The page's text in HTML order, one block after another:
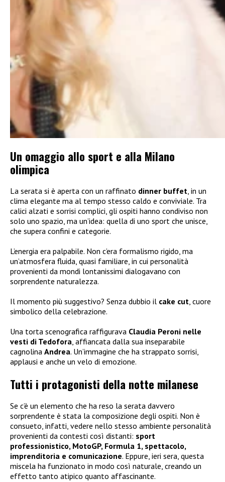
Un omaggio allo sport e alla Milano
olimpica
La serata si è aperta con un raffinato dinner buffet , in un
clima elegante ma al tempo stesso caldo e conviviale. Tra
calici alzati e sorrisi complici, gli ospiti hanno condiviso non
solo uno spazio, ma un’idea: quella di uno sport che unisce,
che supera confini e categorie.
L’energia era palpabile. Non c’era formalismo rigido, ma
un’atmosfera fluida, quasi familiare, in cui personalità
provenienti da mondi lontanissimi dialogavano con
sorprendente naturalezza.
Il momento più suggestivo? Senza dubbio il cake cut , cuore
simbolico della celebrazione.
Una torta scenografica raffigurava Claudia Peroni nelle
vesti di Tedofora , affiancata dalla sua inseparabile
cagnolina Andrea. Un’immagine che ha strappato sorrisi,
applausi e anche un velo di emozione.
Tutti i protagonisti della notte milanese
Se c’è un elemento che ha reso la serata davvero
sorprendente è stata la composizione degli ospiti. Non è
consueto, infatti, vedere nello stesso ambiente personalità
provenienti da contesti così distanti: sport
professionistico, MotoGP, Formula 1, spettacolo,
imprenditoria e comunicazione. Eppure, ieri sera, questa
miscela ha funzionato in modo così naturale, creando un
effetto tanto atipico quanto affascinante.